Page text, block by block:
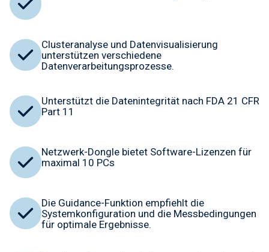
Clusteranalyse und Datenvisualisierung
unterstützen verschiedene
Datenverarbeitungsprozesse.
Unterstützt die Datenintegrität nach FDA 21 CFR
Part 11
Netzwerk-Dongle bietet Software-Lizenzen für
maximal 10 PCs
Die Guidance-Funktion empfiehlt die
Systemkonfiguration und die Messbedingungen
für optimale Ergebnisse.